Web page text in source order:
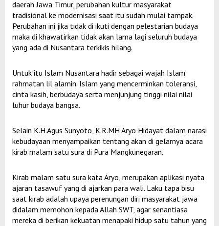
daerah Jawa Timur, perubahan kultur masyarakat
tradisional ke modernisasi saat itu sudah mulai tampak.
Perubahan ini jika tidak di ikuti dengan pelestarian budaya
maka di khawatirkan tidak akan lama lagi seluruh budaya
yang ada di Nusantara terkikis hilang.
Untuk itu Islam Nusantara hadir sebagai wajah Islam
rahmatan lil alamin. Islam yang mencerminkan toleransi,
cinta kasih, berbudaya serta menjunjung tinggi nilai nilai
luhur budaya bangsa.
Selain K.H.Agus Sunyoto, K.R.MH Aryo Hidayat dalam narasi
kebudayaan menyampaikan tentang akan di gelarnya acara
kirab malam satu sura di Pura Mangkunegaran.
Kirab malam satu sura kata Aryo, merupakan aplikasi nyata
ajaran tasawuf yang di ajarkan para wali. Laku tapa bisu
saat kirab adalah upaya perenungan diri masyarakat jawa
didalam memohon kepada Allah SWT, agar senantiasa
mereka di berikan kekuatan menapaki hidup satu tahun yang